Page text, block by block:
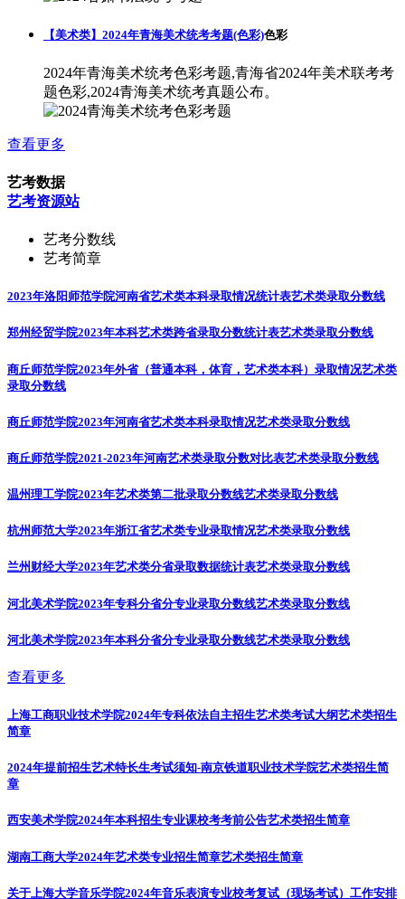
【美术类】2024年青海美术统考考题(色彩)色彩
2024年青海美术统考色彩考题,青海省2024年美术联考考
题色彩,2024青海美术统考真题公布。
查看更多
艺考数据
艺考资源站
艺考分数线
艺考简章
2023年洛阳师范学院河南省艺术类本科录取情况统计表艺术类录取分数线
郑州经贸学院2023年本科艺术类跨省录取分数统计表艺术类录取分数线
商丘师范学院2023年外省（普通本科，体育，艺术类本科）录取情况艺术类
录取分数线
商丘师范学院2023年河南省艺术类本科录取情况艺术类录取分数线
商丘师范学院2021-2023年河南艺术类录取分数对比表艺术类录取分数线
温州理工学院2023年艺术类第二批录取分数线艺术类录取分数线
杭州师范大学2023年浙江省艺术类专业录取情况艺术类录取分数线
兰州财经大学2023年艺术类分省录取数据统计表艺术类录取分数线
河北美术学院2023年专科分省分专业录取分数线艺术类录取分数线
河北美术学院2023年本科分省分专业录取分数线艺术类录取分数线
查看更多
上海工商职业技术学院2024年专科依法自主招生艺术类考试大纲艺术类招生
简章
2024年提前招生艺术特长生考试须知-南京铁道职业技术学院艺术类招生简
章
西安美术学院2024年本科招生专业课校考考前公告艺术类招生简章
湖南工商大学2024年艺术类专业招生简章艺术类招生简章
关于上海大学音乐学院2024年音乐表演专业校考复试（现场考试）工作安排